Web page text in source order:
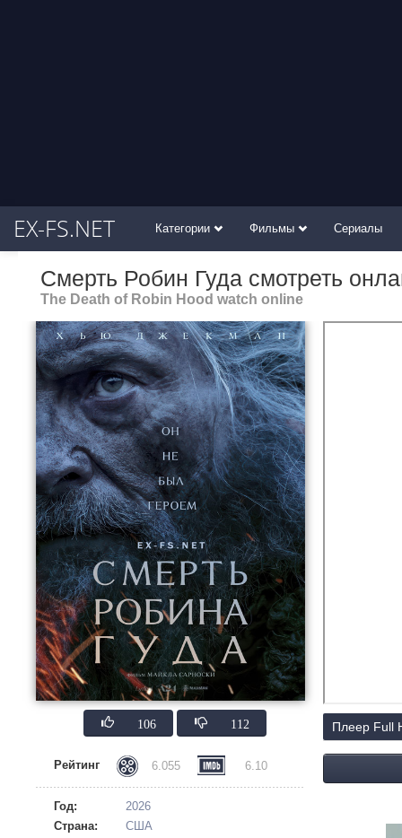
EX-FS.NET Категории Фильмы Сериалы
Смерть Робин Гуда смотреть
The Death of Robin Hood watch online
106 112
Рейтинг 6.055 6.10
Год:
2026
Страна:
США
Плеер Full